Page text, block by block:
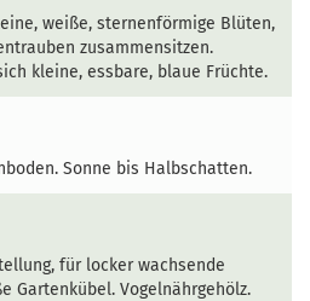
weiße, sternenförmige Blüten,
zusammensitzen.
kleine, essbare, blaue Früchte.
Sonne bis Halbschatten.
für locker wachsende
Gartenkübel. Vogelnährgehölz.